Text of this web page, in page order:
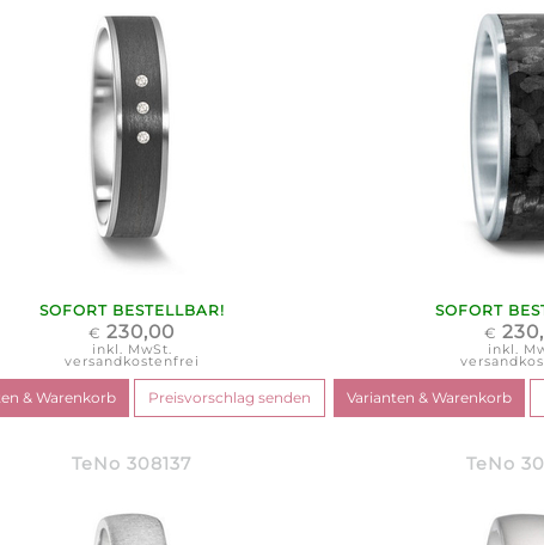
SOFORT BESTELLBAR!
€ 230,00
inkl. MwSt.
versandkostenfrei
SOFORT
€
inkl.
TeNo 308137 TeNo